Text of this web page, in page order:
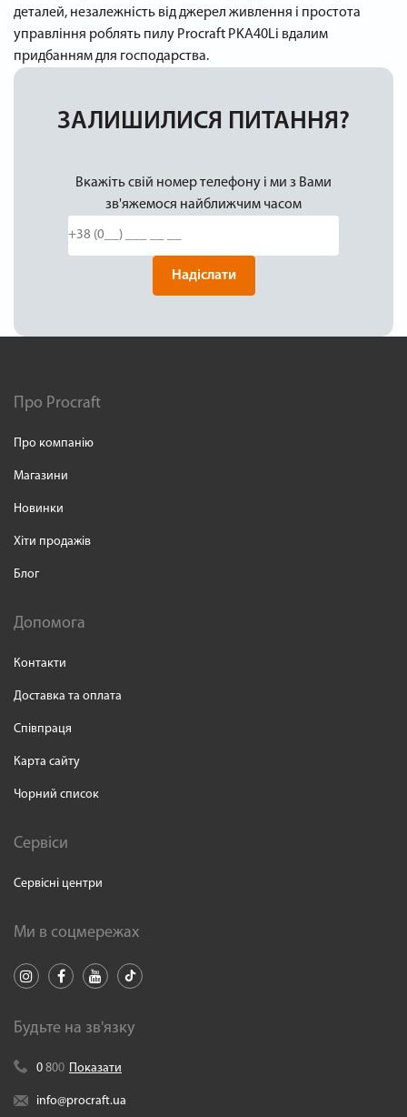
деталей, незалежність від джерел живлення і простота
управління роблять пилу Procraft PKA40Li вдалим
придбанням для господарства.
ЗАЛИШИЛИСЯ ПИТАННЯ?
Вкажіть свій номер телефону і ми з Вами
зв'яжемося найближчим часом
Надіслати
Про Procraft
Про компанію
Магазини
Новинки
Хіти продажів
Блог
Допомога
Контакти
Доставка та оплата
Співпраця
Карта сайту
Чорний список
Сервіси
Сервісні центри
Ми в соцмережах
Будьте на зв'язку
0 800 Показати
info@procraft.ua